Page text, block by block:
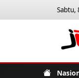
Sabtu,